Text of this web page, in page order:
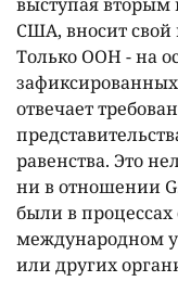
США, вносит свой
Только ООН - на
отвечает
равенства. Это
ни в отношении
были в процессах
международном
или других